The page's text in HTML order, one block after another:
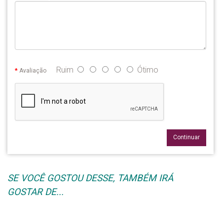
Avaliação Ruim Ótimo
Continuar
SE VOCÊ GOSTOU DESSE, TAMBÉM IRÁ
GOSTAR DE...